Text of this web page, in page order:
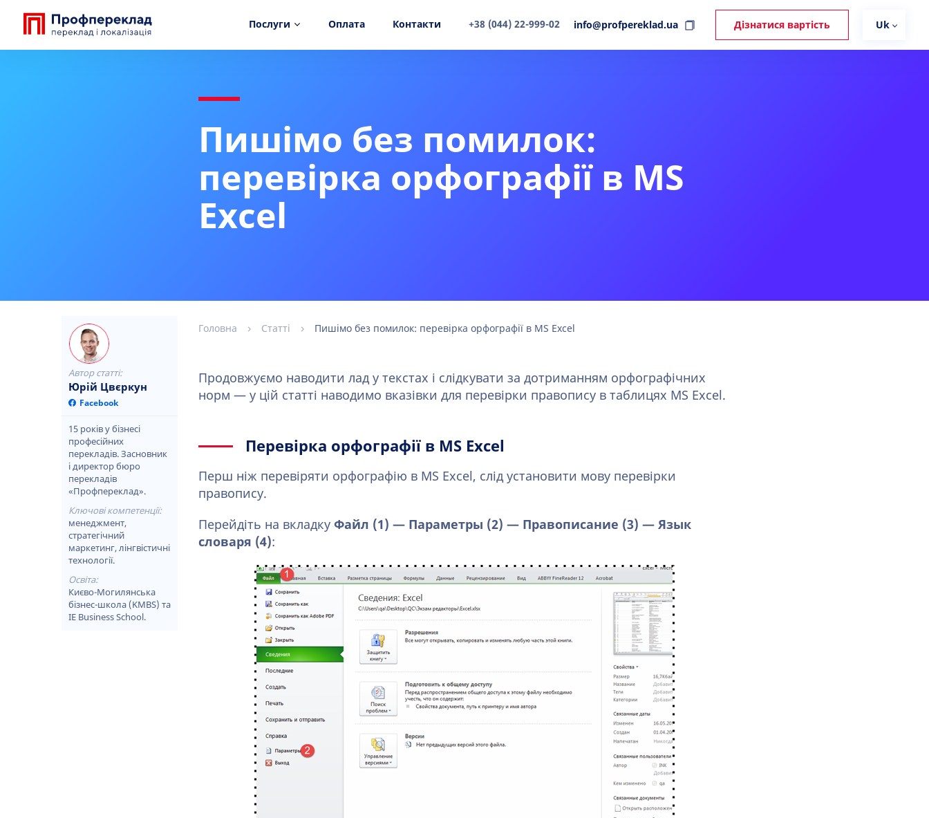
Послуги Оплата Контакти +38 (044) 22-999-02 info@profpereklad.ua Дізнатися вартість Uk
Пишімо без помилок:
перевірка орфографії в MS
Excel
Головна Статті Пишімо без помилок: перевірка орфографії в MS Excel
Продовжуємо наводити лад у текстах і слідкувати за дотриманням орфографічних
норм — у цій статті наводимо вказівки для перевірки правопису в таблицях MS Excel.
Перевірка орфографії в MS Excel
Перш ніж перевіряти орфографію в MS Excel, слід установити мову перевірки
правопису.
Перейдіть на вкладку Файл (1) — Параметры (2) — Правописание (3) — Язык
словаря (4):
Автор статті:
Юрій Цвєркун
Facebook
15 років у бізнесі
професійних
перекладів. Засновник
і директор бюро
перекладів
«Профпереклад».
Ключові компетенції:
менеджмент,
стратегічний
маркетинг, лінгвістичні
технології.
Освіта:
Києво-Могилянська
бізнес-школа (KMBS) та
IE Business School.